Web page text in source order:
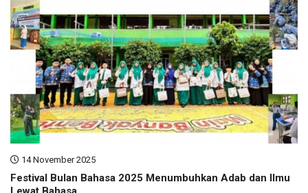
14 November 2025
Festival Bulan Bahasa 2025 Menumbuhkan Adab dan Ilmu